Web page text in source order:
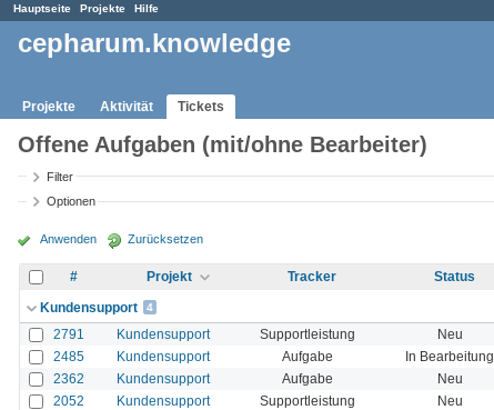
Hauptseite Projekte Hilfe
cepharum.knowledge
Projekte Aktivität Tickets
Offene Aufgaben (mit/ohne Bearbeiter)
Filter
Optionen
Anwenden Zurücksetzen
# Projekt Tracker Status
Kundensupport
4
2791 Kundensupport Supportleistung Neu
2485 Kundensupport Aufgabe In Bearbeitung
2362 Kundensupport Aufgabe Neu
2052 Kundensupport Supportleistung Neu